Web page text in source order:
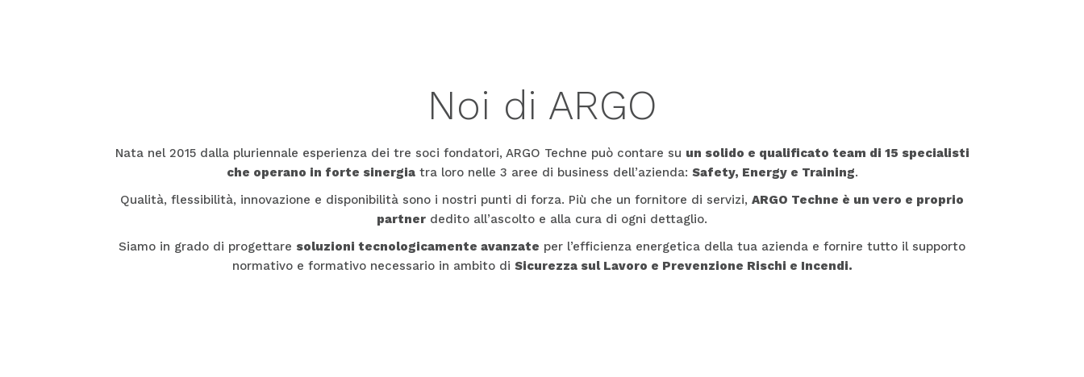
Noi di ARGO
Nata nel 2015 dalla pluriennale esperienza dei tre soci fondatori, ARGO Techne può contare su un solido e qualificato team di 15 specialisti
che operano in forte sinergiatra loro nelle 3 aree di business dell’azienda: Safety, Energy e Training.
Qualità, flessibilità, innovazione e disponibilità sono i nostri punti di forza. Più che un fornitore di servizi, ARGO Techne è un vero e proprio
partner dedito all’ascolto e alla cura di ogni dettaglio.
Siamo in grado di progettare soluzioni tecnologicamente avanzate per l’efficienza energetica della tua azienda e fornire tutto il supporto
normativo e formativo necessario in ambito di Sicurezza sul Lavoro e Prevenzione Rischi e Incendi.